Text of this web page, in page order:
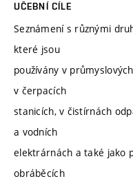
UČEBNÍ CÍLE
Seznámení s různými
které jsou
používány v
v čerpacích
stanicích, v čistírnách
a vodních
elektrárnách a také jako
obráběcích